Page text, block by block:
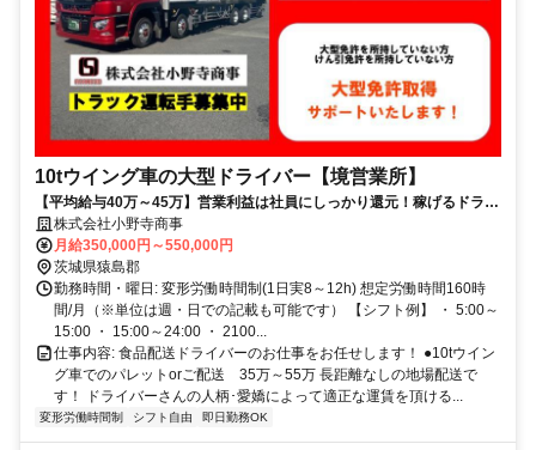
10tウイング車の大型ドライバー【境営業所】
【平均給与40万～45万】営業利益は社員にしっかり還元！稼げるドライ
バー！
株式会社小野寺商事
月給350,000円～550,000円
茨城県猿島郡
勤務時間・曜日: 変形労働時間制(1日実8～12h) 想定労働時間160時
間/月（※単位は週・日での記載も可能です） 【シフト例】 ・ 5:00～
15:00 ・ 15:00～24:00 ・ 2100...
仕事内容: 食品配送ドライバーのお仕事をお任せします！ ●10tウイン
グ車でのパレットorご配送 35万～55万 長距離なしの地場配送で
す！ ドライバーさんの人柄･愛嬌によって適正な運賃を頂ける...
変形労働時間制 シフト自由 即日勤務OK